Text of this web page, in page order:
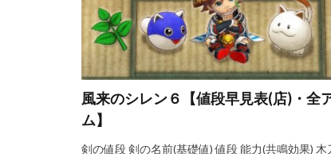
風来のシレン６【値段早見表(店)・全
ム】
剣の値段 剣の名前(基礎値) 値段 能力(共鳴効果) 木